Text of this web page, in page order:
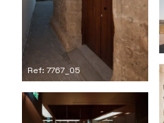
Ref: 7767_05